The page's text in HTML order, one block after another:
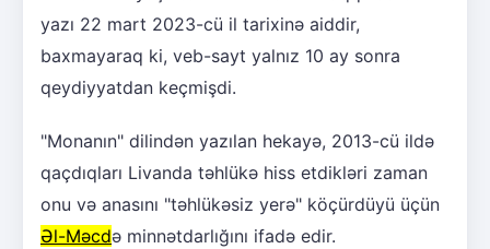
yazı 22 mart 2023-cü il tarixinə aiddir,
baxmayaraq ki, veb-sayt yalnız 10 ay sonra
qeydiyyatdan keçmişdi.
"Monanın" dilindən yazılan hekayə, 2013-cü ildə
qaçdıqları Livanda təhlükə hiss etdikləri zaman
onu və anasını "təhlükəsiz yerə" köçürdüyü üçün
Əl-Məcdə minnətdarlığını ifadə edir.